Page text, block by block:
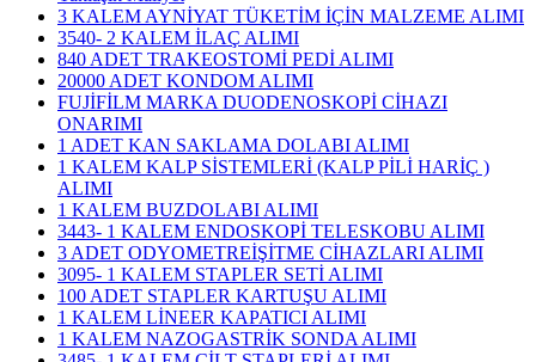
3 KALEM AYNİYAT TÜKETİM İÇİN MALZEME ALIMI
3540- 2 KALEM İLAÇ ALIMI
840 ADET TRAKEOSTOMİ PEDİ ALIMI
20000 ADET KONDOM ALIMI
FUJİFİLM MARKA DUODENOSKOPİ CİHAZI
ONARIMI
1 ADET KAN SAKLAMA DOLABI ALIMI
1 KALEM KALP SİSTEMLERİ (KALP PİLİ HARİÇ )
ALIMI
1 KALEM BUZDOLABI ALIMI
3443- 1 KALEM ENDOSKOPİ TELESKOBU ALIMI
3 ADET ODYOMETREİŞİTME CİHAZLARI ALIMI
3095- 1 KALEM STAPLER SETİ ALIMI
100 ADET STAPLER KARTUŞU ALIMI
1 KALEM LİNEER KAPATICI ALIMI
1 KALEM NAZOGASTRİK SONDA ALIMI